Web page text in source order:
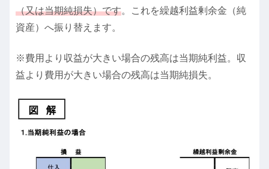
（又は当期純損失）です。これを繰越利益剰余金（純
資産）へ振り替えます。
※費用より収益が大きい場合の残高は当期純利益。収
益より費用が大きい場合の残高は当期純損失。